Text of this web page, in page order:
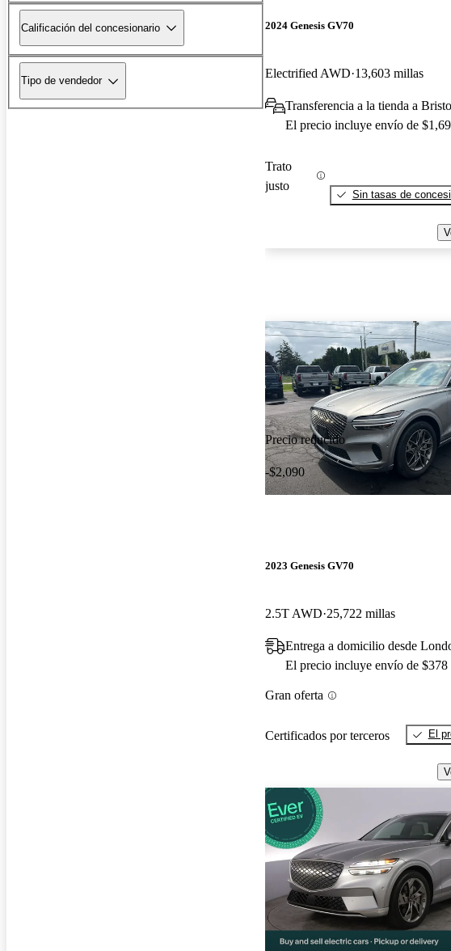
Calificación del concesionario
Tipo de vendedor
2024 Genesis GV70
Electrified AWD 13,603 millas
Transferencia a la tienda a
El precio incluye envío de
Trato
justo
Sin tasas de
Precio reducido
-$2,090
2023 Genesis GV70
2.5T AWD 25,722 millas
Entrega a domicilio desde
El precio incluye envío de $378
Gran oferta
Certificados por terceros
El